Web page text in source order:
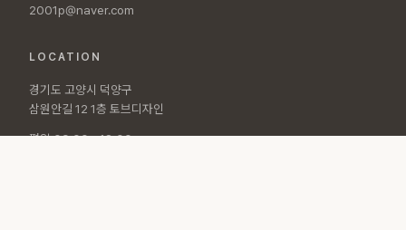
2001p@naver.com
LOCATION
경기도 고양시 덕양구
삼원안길 12 1층 토브디자인
평일 09:00 - 18:00